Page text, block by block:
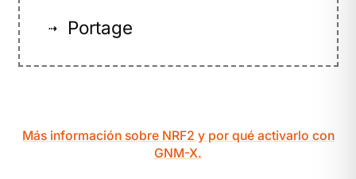
⇢ Portage
Más información sobre NRF2 y por qué activarlo con
GNM-X.